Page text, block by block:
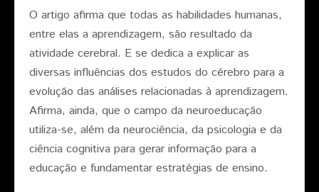
O artigo afirma que todas as habilidades humanas,
entre elas a aprendizagem, são resultado da
atividade cerebral. E se dedica a explicar as
diversas influências dos estudos do cérebro para a
evolução das análises relacionadas à aprendizagem.
Afirma, ainda, que o campo da neuroeducação
utiliza-se, além da neurociência, da psicologia e da
ciência cognitiva para gerar informação para a
educação e fundamentar estratégias de ensino.